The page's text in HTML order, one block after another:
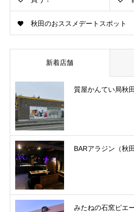
秋田のおススメデートスポット
新着店舗
質屋かんてい局秋
BARアラジン（秋
みたねの石窯ピエ